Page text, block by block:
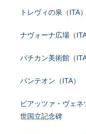
トレヴィの泉（ITA）
ナヴォーナ広場（ITA
バチカン美術館（ITA
パンテオン（ITA）
ピアッツァ・ヴェ
世国立記念碑